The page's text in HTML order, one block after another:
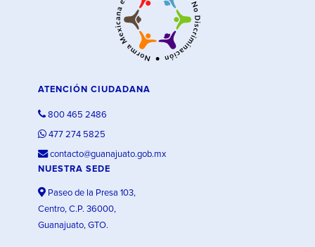
ATENCIÓN CIUDADANA
800 465 2486
477 274 5825
contacto@guanajuato.gob.mx
NUESTRA SEDE
Paseo de la Presa 103,
Centro, C.P. 36000,
Guanajuato, GTO.